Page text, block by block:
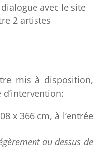
avec le site
2 artistes
mis à disposition,
x 366 cm, à l’entrée
au dessus de